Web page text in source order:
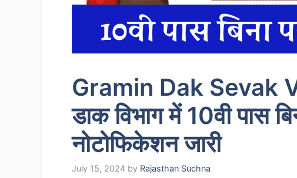
Gramin Dak Sevak
डाक विभाग में 10वी पास
नोटोफिकेशन जारी
July 15, 2024 by Rajasthan Suchna